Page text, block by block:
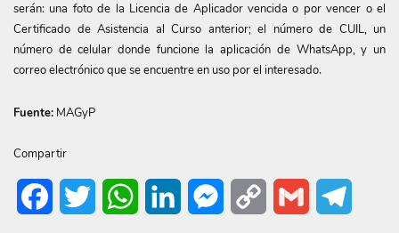
serán: una foto de la Licencia de Aplicador vencida o por vencer o el
Certificado de Asistencia al Curso anterior; el número de CUIL, un
número de celular donde funcione la aplicación de WhatsApp, y un
correo electrónico que se encuentre en uso por el interesado.
Fuente: MAGyP
Compartir
FacebookTwitter WhatsAppLinkedIn Messenger
Copy
Gmail